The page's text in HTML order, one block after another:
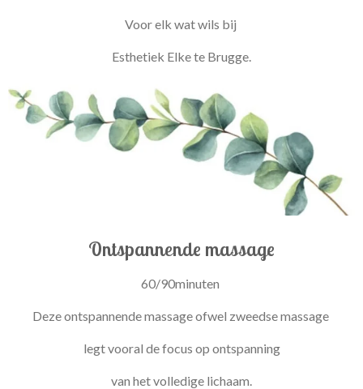
Voor elk wat wils bij
Esthetiek Elke te Brugge.
Ontspannende massage
60/90minuten
Deze ontspannende massage ofwel zweedse massage
legt vooral de focus op ontspanning
van het volledige lichaam.